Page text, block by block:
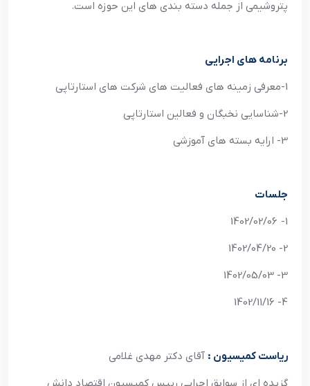
پتروشيمي از جمله دسته بندی های این حوزه است.
برنامه های اجرایی
1-معرفی زمینه های فعالیت های شرکت های استارتاپی
2-شناسایی نخبگان و فعالین استارتاپی
3- ارایه بسته های آموزشی
جلسات
1- 1402/02/06
2- 1402/04/20
3- 1402/05/03
4- 1402/11/16
ریاست کمیسیون : آقای دکتر مهدی غلامی